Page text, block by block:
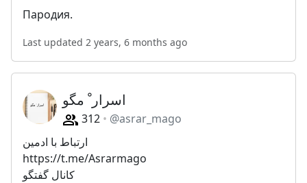
Пародия.
Last updated 2 years, 6 months ago
اسرار ْ مگو
312
@asrar_mago
ارتباط با ادمین
https://t.me/Asrarmago
کانال گفتگو